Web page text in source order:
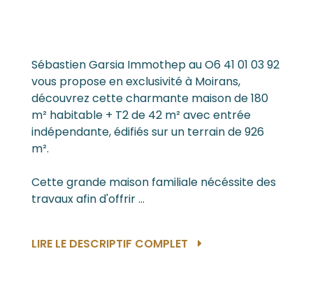
Sébastien Garsia Immothep au O6 41 01 03 92
vous propose en exclusivité à Moirans,
découvrez cette charmante maison de 180
m² habitable + T2 de 42 m² avec entrée
indépendante, édifiés sur un terrain de 926
m².
Cette grande maison familiale nécéssite des
travaux afin d'offrir ...
LIRE LE DESCRIPTIF COMPLET